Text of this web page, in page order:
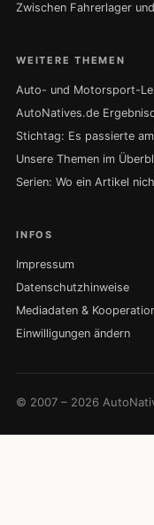
Zwischen Fahrerlager
WEITERE THEMEN
Auto- und Motorsport-
AutoNatives.de
Stichtag: Es passierte
Unsere Themen im
Serien: Wo ein Artikel
INFOS
Impressum
Datenschutzhinweise
Mediadaten &
Einwilligungen ändern
© 2007 – 2026